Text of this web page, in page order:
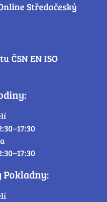
Středočeský
ČSN EN ISO